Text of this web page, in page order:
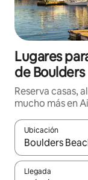
Lugares
de Boulders
Reserva casas,
mucho más en
Ubicación
Cuando los
Llegada